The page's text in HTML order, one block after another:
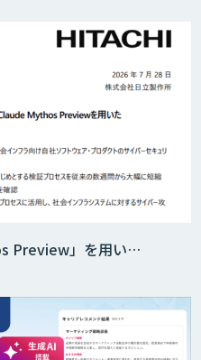
Preview」を用い…